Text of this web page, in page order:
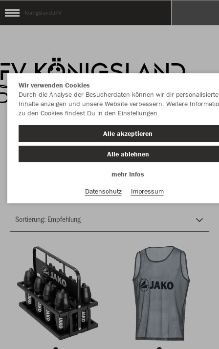
Königsland JFV
Herzlich Willkommen im Teamshop Königsland
JFV
Wir verwenden Cookies
Durch die Analyse der Besucherdaten können wir dir personalisierte
Inhalte anzeigen und unsere Website verbessern. Weitere
zu den Cookies findest Du in den Einstellungen.
Alle akzeptieren
Alle ablehnen
mehr Infos
Datenschutz
Impressum